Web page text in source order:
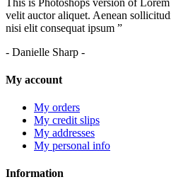
velit auctor aliquet. Aenean
nisi elit consequat ipsum ”
- Danielle Sharp -
My account
My orders
My credit slips
My addresses
My personal info
Information